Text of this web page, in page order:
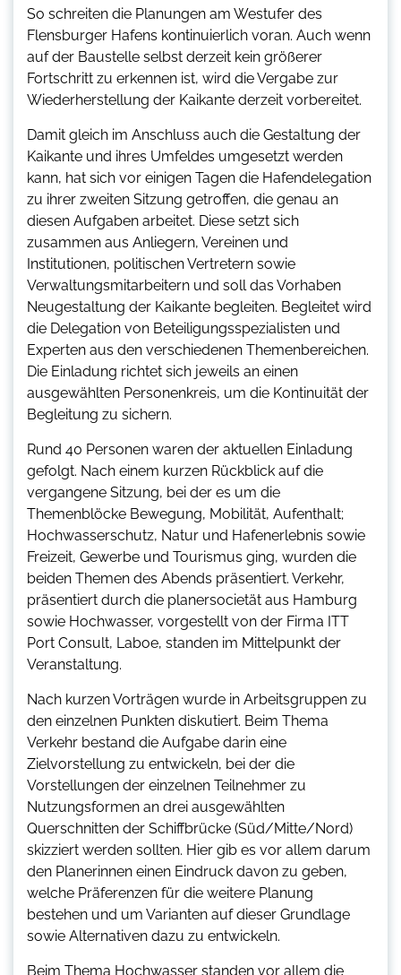
So schreiten die Planungen am Westufer des
Flensburger Hafens kontinuierlich voran. Auch wenn
auf der Baustelle selbst derzeit kein größerer
Fortschritt zu erkennen ist, wird die Vergabe zur
Wiederherstellung der Kaikante derzeit vorbereitet.
Damit gleich im Anschluss auch die Gestaltung der
Kaikante und ihres Umfeldes umgesetzt werden
kann, hat sich vor einigen Tagen die Hafendelegation
zu ihrer zweiten Sitzung getroffen, die genau an
diesen Aufgaben arbeitet. Diese setzt sich
zusammen aus Anliegern, Vereinen und
Institutionen, politischen Vertretern sowie
Verwaltungsmitarbeitern und soll das Vorhaben
Neugestaltung der Kaikante begleiten. Begleitet wird
die Delegation von Beteiligungsspezialisten und
Experten aus den verschiedenen Themenbereichen.
Die Einladung richtet sich jeweils an einen
ausgewählten Personenkreis, um die Kontinuität der
Begleitung zu sichern.
Rund 40 Personen waren der aktuellen Einladung
gefolgt. Nach einem kurzen Rückblick auf die
vergangene Sitzung, bei der es um die
Themenblöcke Bewegung, Mobilität, Aufenthalt;
Hochwasserschutz, Natur und Hafenerlebnis sowie
Freizeit, Gewerbe und Tourismus ging, wurden die
beiden Themen des Abends präsentiert. Verkehr,
präsentiert durch die planersocietät aus Hamburg
sowie Hochwasser, vorgestellt von der Firma ITT
Port Consult, Laboe, standen im Mittelpunkt der
Veranstaltung.
Nach kurzen Vorträgen wurde in Arbeitsgruppen zu
den einzelnen Punkten diskutiert. Beim Thema
Verkehr bestand die Aufgabe darin eine
Zielvorstellung zu entwickeln, bei der die
Vorstellungen der einzelnen Teilnehmer zu
Nutzungsformen an drei ausgewählten
Querschnitten der Schiffbrücke (Süd/Mitte/Nord)
skizziert werden sollten. Hier gib es vor allem darum
den Planerinnen einen Eindruck davon zu geben,
welche Präferenzen für die weitere Planung
bestehen und um Varianten auf dieser Grundlage
sowie Alternativen dazu zu entwickeln.
Beim Thema Hochwasser standen vor allem die